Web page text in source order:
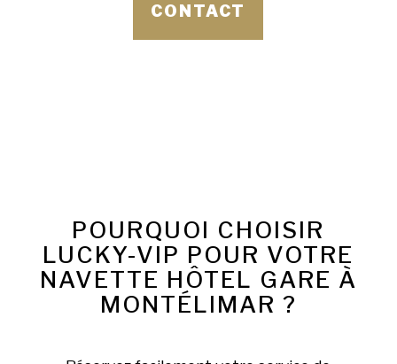
CONTACT
POURQUOI CHOISIR
LUCKY-VIP POUR VOTRE
NAVETTE HÔTEL GARE À
MONTÉLIMAR ?